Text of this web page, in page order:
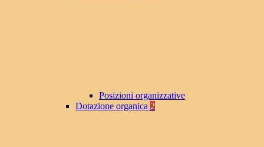
Posizioni organizzative
Dotazione organica 2